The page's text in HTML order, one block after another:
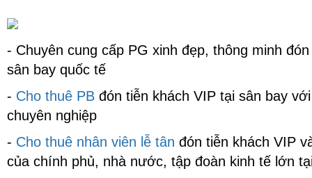
- Chuyên cung cấp PG xinh đẹp, thông minh
sân bay quốc tế
- Cho thuê PB đón tiễn khách VIP tại sân bay
chuyên nghiệp
- Cho thuê nhân viên lễ tân đón tiễn khách VIP
của chính phủ, nhà nước, tập đoàn kinh tế lớn